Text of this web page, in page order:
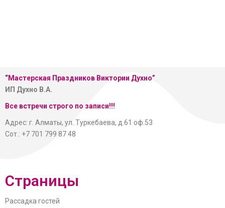
“Мастерская Праздников Виктории Духно”
ИП Духно В.А.
Все встречи строго по записи!!!
Адрес: г. Алматы, ул. Туркебаева, д.61 оф.53
Сот.: +7 701 799 87 48
Страницы
Рассадка гостей